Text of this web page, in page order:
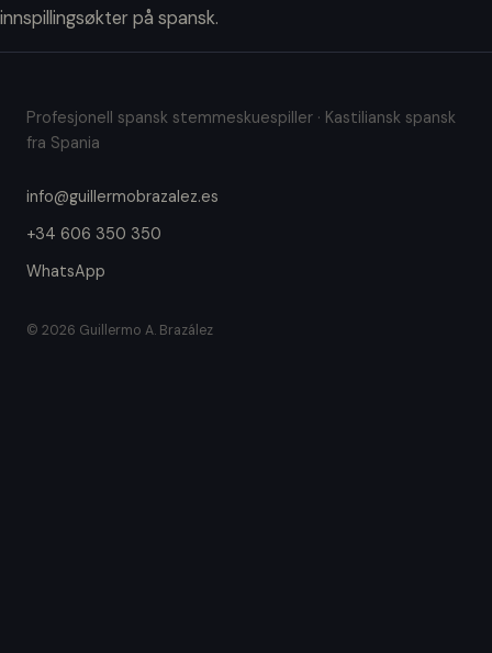
innspillingsøkter på spansk.
Profesjonell spansk stemmeskuespiller · Kastiliansk spansk
fra Spania
info@guillermobrazalez.es
+34 606 350 350
WhatsApp
© 2026 Guillermo A. Brazález